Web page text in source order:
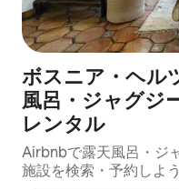
ボスニア・ヘル
風呂・ジャグジ
レンタル
Airbnbで露天風呂・ジ
施設を検索・予約しよう